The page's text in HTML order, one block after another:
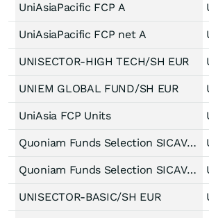
UniAsiaPacific FCP A
UniAsiaPacific FCP net A
UNISECTOR-HIGH TECH/SH EUR
UNIEM GLOBAL FUND/SH EUR
UniAsia FCP Units
Quoniam Funds Selection SICAV - European Equities EUR S acc
Quoniam Funds Selection SICAV - European Equities -EUR A-
UNISECTOR-BASIC/SH EUR